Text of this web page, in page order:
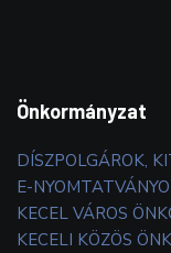
Önkormányzat
DÍSZPOLGÁROK,
E-
KECEL VÁROS
KECELI KÖZÖS